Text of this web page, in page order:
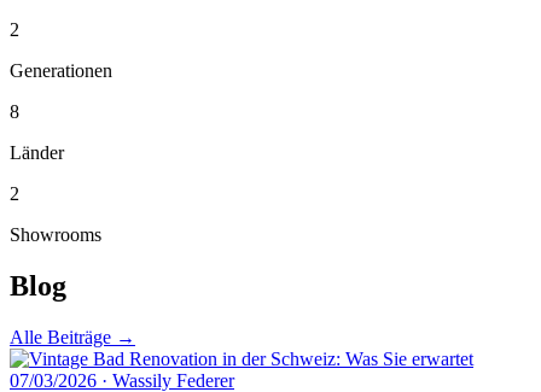
2
Generationen
8
Länder
2
Showrooms
Blog
Alle Beiträge →
07/03/2026 · Wassily Federer